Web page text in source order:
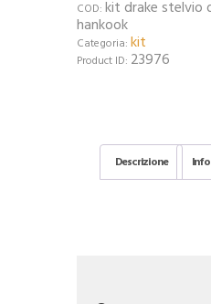
COD: kit drake stelvio
hankook
Categoria: kit
Product ID: 23976
Descrizione